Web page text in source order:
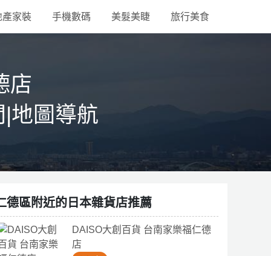
產家裝 手機數碼 美髮美睫 旅行美食
店
地圖導航
德區附近的日本雜貨店推薦
DAISO大創百貨 台南家樂福仁德
店